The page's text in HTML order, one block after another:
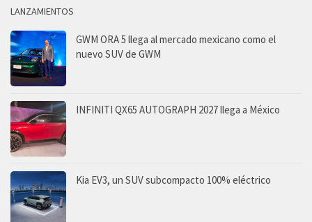
LANZAMIENTOS
GWM ORA 5 llega al mercado mexicano como el
nuevo SUV de GWM
INFINITI QX65 AUTOGRAPH 2027 llega a México
Kia EV3, un SUV subcompacto 100% eléctrico